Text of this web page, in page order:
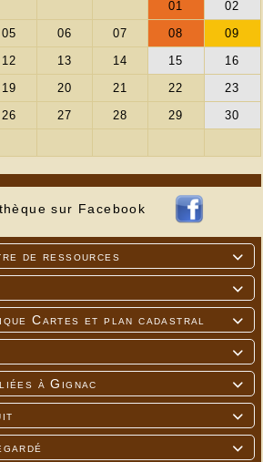
sur Facebook

de ressources


Cartes et plan cadastral


à Gignac

